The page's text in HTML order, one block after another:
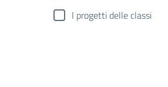
I progetti delle classi